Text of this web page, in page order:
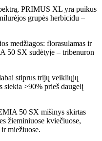
PRIMUS XL yra puikus
grupės herbicidu –
medžiagos: florasulamas ir
50 SX sudėtyje – tribenuron
stiprus trijų veikliųjų
siekia >90% prieš daugelį
50 SX mišinys skirtas
žieminiuose kviečiuose,
miežiuose.